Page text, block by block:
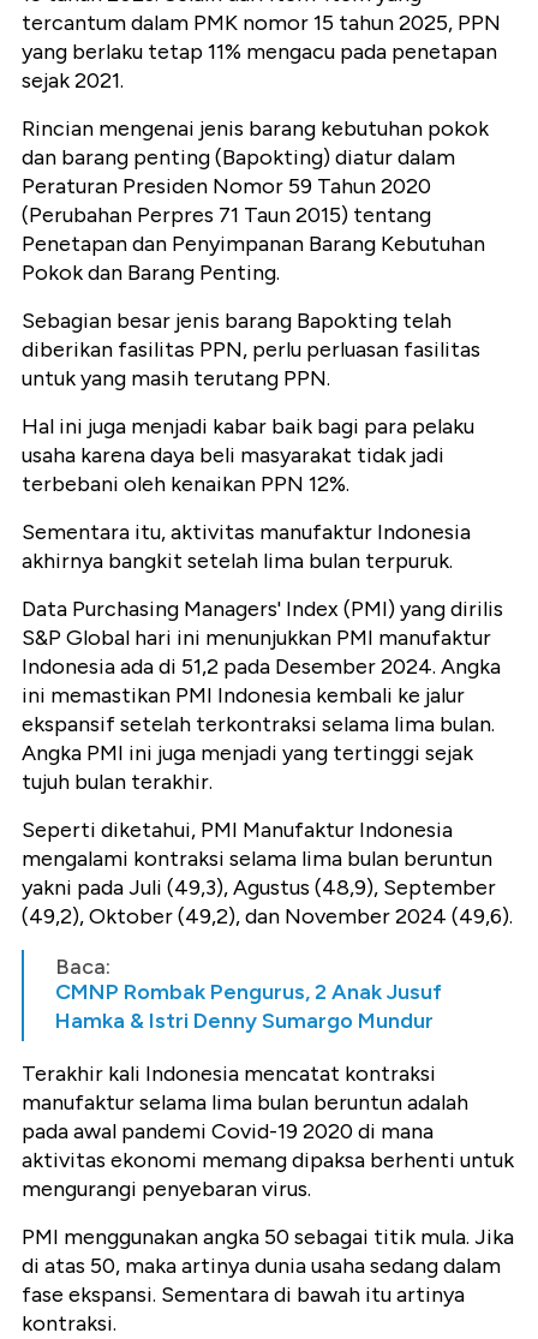
tercantum dalam PMK nomor 15 tahun 2025, PPN
yang berlaku tetap 11% mengacu pada penetapan
sejak 2021.
Rincian mengenai jenis barang kebutuhan pokok
dan barang penting (Bapokting) diatur dalam
Peraturan Presiden Nomor 59 Tahun 2020
(Perubahan Perpres 71 Taun 2015) tentang
Penetapan dan Penyimpanan Barang Kebutuhan
Pokok dan Barang Penting.
Sebagian besar jenis barang Bapokting telah
diberikan fasilitas PPN, perlu perluasan fasilitas
untuk yang masih terutang PPN.
Hal ini juga menjadi kabar baik bagi para pelaku
usaha karena daya beli masyarakat tidak jadi
terbebani oleh kenaikan PPN 12%.
Sementara itu, aktivitas manufaktur Indonesia
akhirnya bangkit setelah lima bulan terpuruk.
Data Purchasing Managers' Index (PMI) yang dirilis
S&P Global hari ini menunjukkan PMI manufaktur
Indonesia ada di 51,2 pada Desember 2024. Angka
ini memastikan PMI Indonesia kembali ke jalur
ekspansif setelah terkontraksi selama lima bulan.
Angka PMI ini juga menjadi yang tertinggi sejak
tujuh bulan terakhir.
Seperti diketahui, PMI Manufaktur Indonesia
mengalami kontraksi selama lima bulan beruntun
yakni pada Juli (49,3), Agustus (48,9), September
(49,2), Oktober (49,2), dan November 2024 (49,6).
Baca:
CMNP Rombak Pengurus, 2 Anak Jusuf
Hamka & Istri Denny Sumargo Mundur
Terakhir kali Indonesia mencatat kontraksi
manufaktur selama lima bulan beruntun adalah
pada awal pandemi Covid-19 2020 di mana
aktivitas ekonomi memang dipaksa berhenti untuk
mengurangi penyebaran virus.
PMI menggunakan angka 50 sebagai titik mula. Jika
di atas 50, maka artinya dunia usaha sedang dalam
fase ekspansi. Sementara di bawah itu artinya
kontraksi.